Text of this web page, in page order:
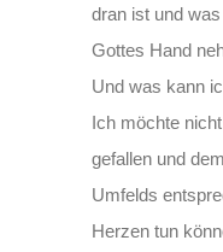
dran ist und
Gottes Hand
Und was kann
Ich möchte
gefallen und
Umfelds
Herzen tun